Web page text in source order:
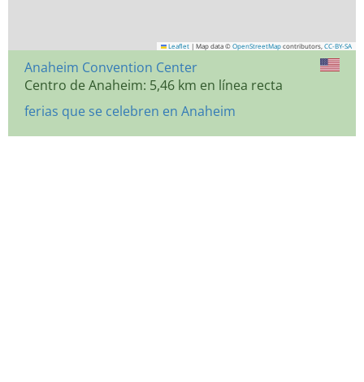
Leaflet | Map data © OpenStreetMap contributors, CC-BY-SA
Anaheim Convention Center
Centro de Anaheim: 5,46 km en línea recta
ferias que se celebren en Anaheim